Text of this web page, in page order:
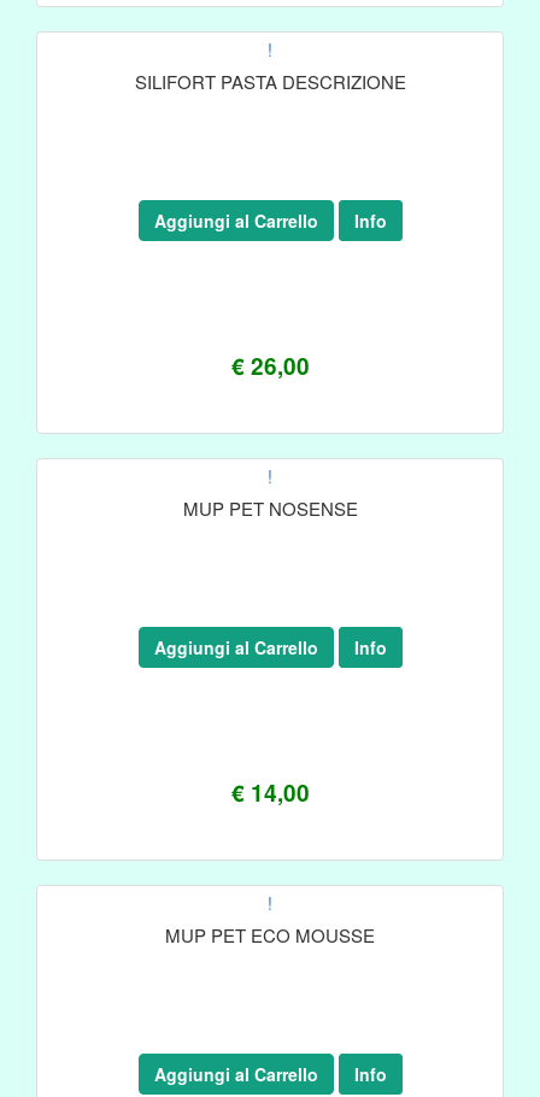
!
SILIFORT PASTA DESCRIZIONE
€ 26,00
Aggiungi al Carrello Info
!
MUP PET NOSENSE
€ 14,00
Aggiungi al Carrello Info
!
MUP PET ECO MOUSSE
Aggiungi al Carrello Info